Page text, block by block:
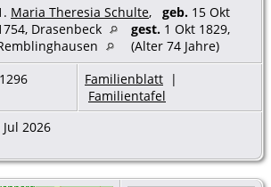
Maria Theresia Schulte, geb. 15 Okt
Drasenbeck
gest. 1 Okt 1829,
(Alter 74 Jahre)
Familienblatt |
Familientafel
Jul 2026